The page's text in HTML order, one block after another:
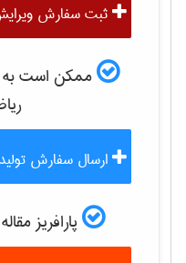
ثبت سفارش
ممکن است به
ارسال سفارش
پارافریز مقاله ISI و رفع plagiarism